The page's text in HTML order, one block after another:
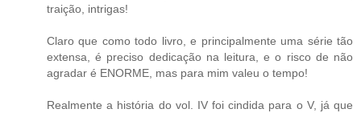
traição, intrigas!
Claro que como todo livro, e principalmente uma série tão
extensa, é preciso dedicação na leitura, e o risco de não
agradar é ENORME, mas para mim valeu o tempo!
Realmente a história do vol. IV foi cindida para o V, já que